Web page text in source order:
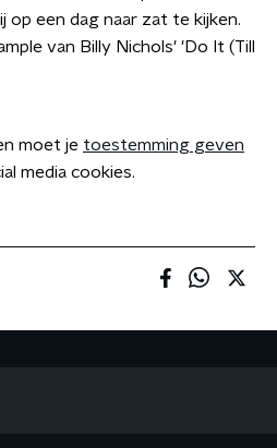
op een dag naar zat te kijken.
van Billy Nichols' 'Do It (Till
moet je toestemming geven
media cookies.